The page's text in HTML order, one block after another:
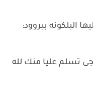
البلكونه ببروود:
تسلم عليا منك لله